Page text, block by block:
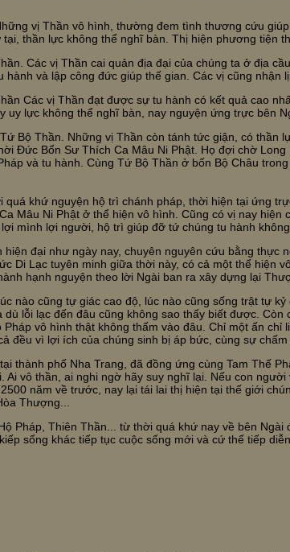
vị Thần vô hình, thường đem tình thương cứu
thần lực không thể nghĩ bàn. Thị hiện phương tiện
Các vị Thần cai quản địa đại của chúng ta ở địa
hành và lập công đức giúp thế gian. Các vị cũng nhận
Các vị Thần đạt được sự tu hành có kết quả cao
uy lực không thể nghĩ bàn, nay nguyện ứng trực bên
Bộ Thần.
Những vị Thần còn tánh tức giận, có thần
Đức Bổn Sư Thích Ca Mâu Ni Phật. Họ đợi chờ
và tu hành. Cùng Tứ Bộ Thần ở bốn Bộ Châu
quá khứ nguyện hộ trì chánh pháp, thời hiện tại ứng
Mâu Ni Phật ở thể hiện vô hình. Cũng có vị nay
mình lợi người, hộ trì giúp đỡ tứ chúng tu hành
hiện đại như ngày nay, chuyên nguyên cứu bằng thực
Di Lạc tuyên minh giữa thời này, có cả một thể hiện
hạnh nguyện theo lời Ngài ban ra xây dựng lại
nào cũng tự giác cao độ, lúc nào cũng sống trật tự
dù lỗi lạc đến đâu cũng không sao thấy biết được.
vô hình thật không thấm vào đâu. Chỉ một ấn
đều vì lợi ích của chúng sinh bị áp bức, cùng sự
thành phố Nha Trang, đã đồng ứng cùng Tam Thế
Ai vô thần, ai nghi ngờ hãy suy nghĩ lại. Nếu con
năm về trước, nay lại tái lai thị hiện tại thế giới
Thượng...
Pháp, Thiên Thần... từ thời quá khứ nay về bên
sống khác tiếp tục cuộc sống mới và cứ thế tiếp